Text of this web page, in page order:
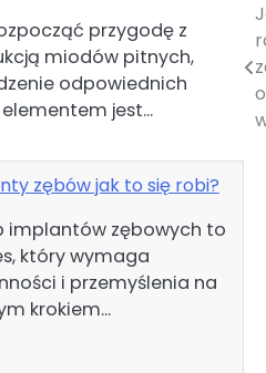
przygodę z
miodów pitnych,
odpowiednich
elementem jest…
zębów jak to się robi?
implantów zębowych to
który wymaga
i przemyślenia na
krokiem…